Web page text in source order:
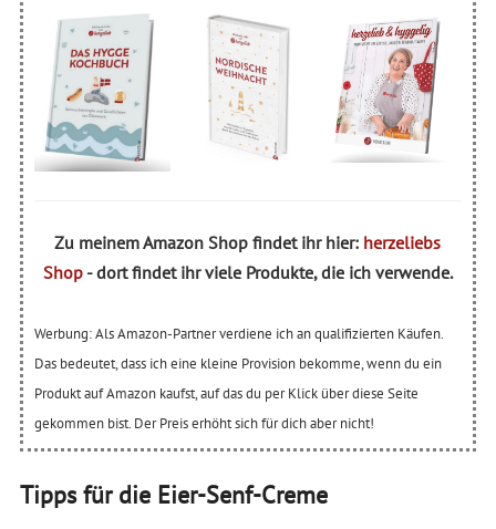
Zu meinem Amazon Shop findet ihr hier: herzeliebs
Shop- dort findet ihr viele Produkte, die ich verwende.
Werbung: Als Amazon-Partner verdiene ich an qualifizierten Käufen.
Das bedeutet, dass ich eine kleine Provision bekomme, wenn du ein
Produkt auf Amazon kaufst, auf das du per Klick über diese Seite
gekommen bist. Der Preis erhöht sich für dich aber nicht!
Tipps für die Eier-Senf-Creme